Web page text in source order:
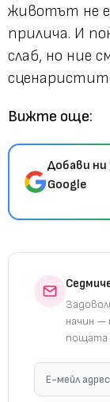
животът не е
прилича. И
слаб, но ние
Вижте още:
Добави
Google
начин
пощата